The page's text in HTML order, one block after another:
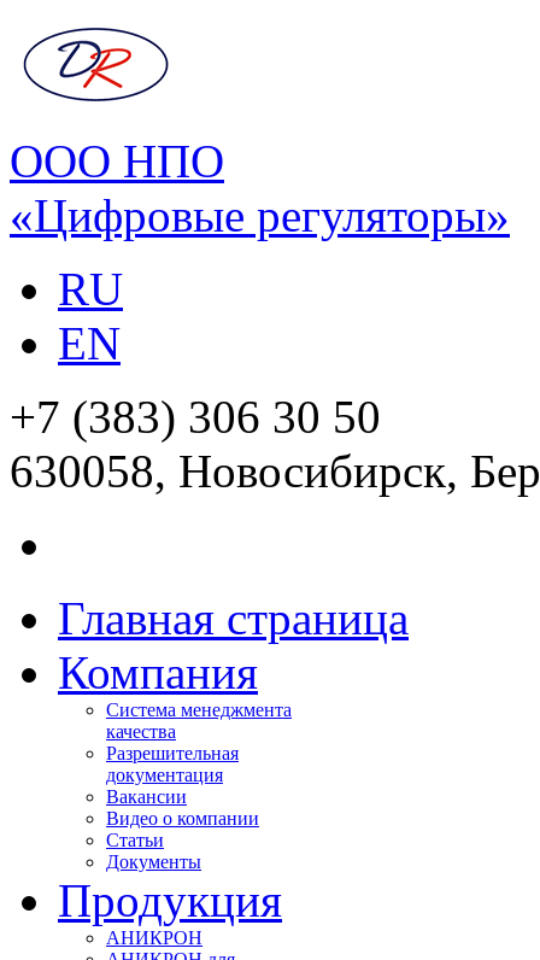
ООО НПО
«Цифровые регуляторы»
RU
EN
+7 (383) 306 30 50
630058, Новосибирск,
Главная страница
Компания
Система менеджмента
качества
Разрешительная
документация
Вакансии
Видео о компании
Статьи
Документы
Продукция
АНИКРОН